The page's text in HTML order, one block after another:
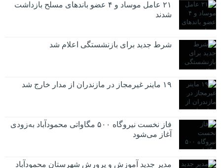
۲۱ عامل موساد و ۴ عضو باند‌های مسلح بازداشت
شدند
شرط جدید برای بازنشستگی اعلام شد
۱۹ ماینر غیرمجاز در مازندران از مدار خارج شد
فاز نخست نیروگاه ۵۰۰ مگاواتی محمودآباد به‌زودی
آغاز می‌شود
مدیر جدید آموزش و پرورش شهرستان محمودآباد